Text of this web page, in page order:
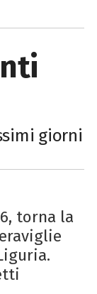
giorni
torna la